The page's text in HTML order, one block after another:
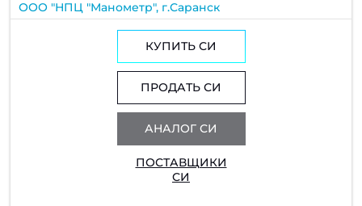
ООО "НПЦ "Манометр", г.Саранск
КУПИТЬ СИ
ПРОДАТЬ СИ
АНАЛОГ СИ
ПОСТАВЩИКИ
СИ